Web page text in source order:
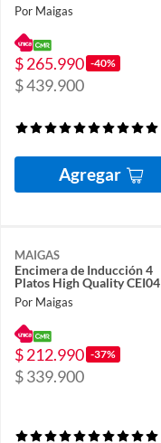
Por Maigas
$ 265.990 -40%
$ 439.900
Agregar
MAIGAS
Encimera de Inducción 4
Platos High Quality CEI04
Por Maigas
$ 212.990 -37%
$ 339.900